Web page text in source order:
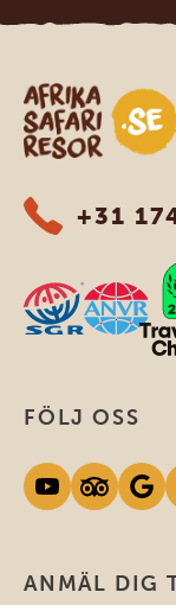
Safari-resor i Afrika
+31
ANMÄL DIG
FÖLJ OSS